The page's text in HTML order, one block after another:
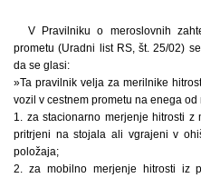
V Pravilniku o meroslovnih
prometu (Uradni list RS, št. 25/02)
da se glasi:
»Ta pravilnik velja za merilnike
vozil v cestnem prometu na enega
1. za stacionarno merjenje hitrosti
pritrjeni na stojala ali vgrajeni v
položaja;
2. za mobilno merjenje hitrosti iz